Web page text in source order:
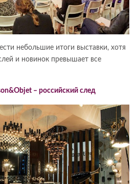
небольшие итоги выставки, хотя
и новинок превышает все
– российский след